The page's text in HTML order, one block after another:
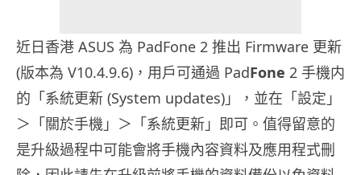
近日香港 ASUS 為 PadFone 2 推出 Firmware 更新
(版本為 V10.4.9.6)，用戶可通過 PadFone 2 手機内
的「系統更新 (System updates)」，並在「設定」
＞「關於手機」＞「系統更新」即可。值得留意的
是升級過程中可能會將手機內容資料及應用程式刪